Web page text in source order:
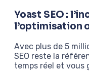
Yoast SEO :
l’optimisation
Avec plus de 5
SEO reste la
temps réel et vous